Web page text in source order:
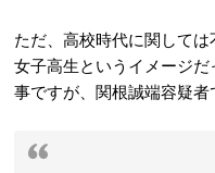
ただ、高校時代に関して
女子高生というイメージ
事ですが、関根誠端容疑者